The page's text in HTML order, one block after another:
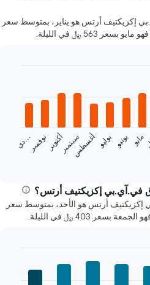
إكزيكتيف أرتس هو يناير، بمتوسط سعر
مايو يونيويوليوأغسطسسبتمبرأكتوبرنوفمبرد
ي…
في.آي.بي إكزيكتيف أرتس؟
أرتس هو الأحد، بمتوسط سعر